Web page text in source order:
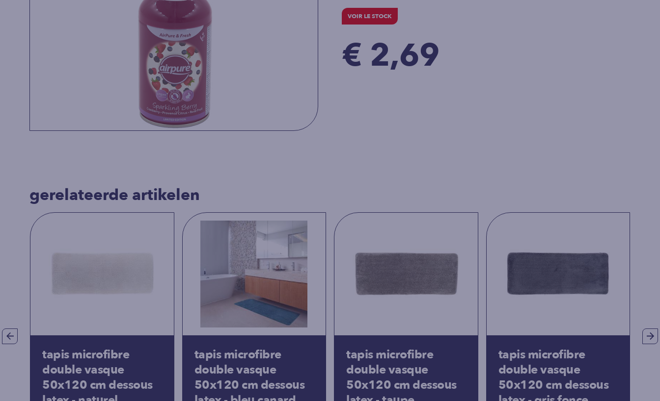
VOIR LE STOCK
€ 2,69
gerelateerde artikelen
tapis microfibre
double vasque
50x120 cm dessous
tapis microfibre
double vasque
50x120 cm dessous
tapis microfibre
double vasque
50x120 cm dessous
tapis microfibre
double vasque
50x120 cm dessous